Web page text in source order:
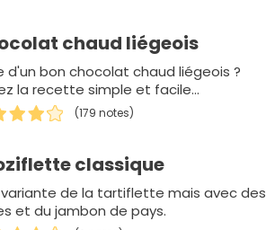
chaud liégeois
d'un bon chocolat chaud liégeois ?
la recette simple et facile...
(179 notes)
classique
variante de la tartiflette mais avec des
et du jambon de pays.